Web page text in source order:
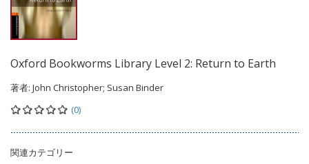
Oxford Bookworms Library Level 2: Return to Earth
著者: John Christopher; Susan Binder
(0)
関連カテゴリー